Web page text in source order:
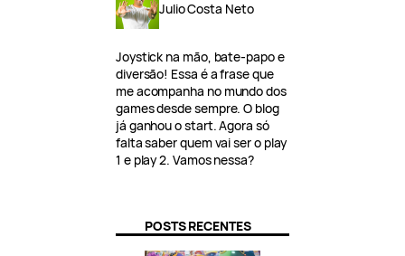
Julio Costa Neto
Joystick na mão, bate-papo e
diversão! Essa é a frase que
me acompanha no mundo dos
games desde sempre. O blog
já ganhou o start. Agora só
falta saber quem vai ser o play
1 e play 2. Vamos nessa?
POSTS RECENTES